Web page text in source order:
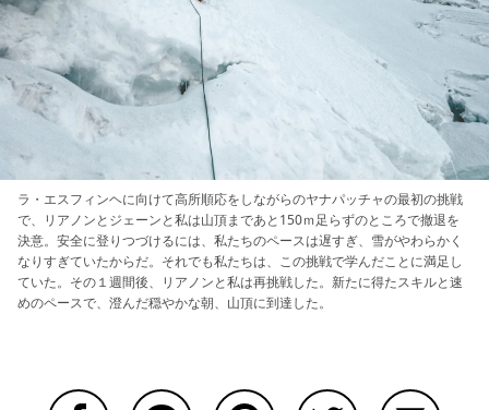
ラ・エスフィンヘに向けて高所順応をしながらのヤナパッチャの最初の挑戦
で、リアノンとジェーンと私は山頂まであと150ｍ足らずのところで撤退を
決意。安全に登りつづけるには、私たちのペースは遅すぎ、雪がやわらかく
なりすぎていたからだ。それでも私たちは、この挑戦で学んだことに満足し
ていた。その１週間後、リアノンと私は再挑戦した。新たに得たスキルと速
めのペースで、澄んだ穏やかな朝、山頂に到達した。